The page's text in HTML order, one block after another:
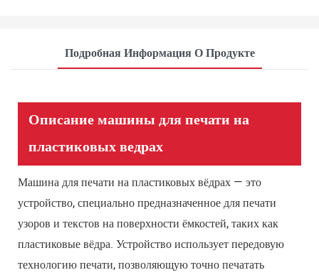
Подробная Информация О Продукте
Описание машины для печати на
пластиковых ведрах
Машина для печати на пластиковых вёдрах — это
устройство, специально предназначенное для печати
узоров и текстов на поверхности ёмкостей, таких как
пластиковые вёдра. Устройство использует передовую
технологию печати, позволяющую точно печатать